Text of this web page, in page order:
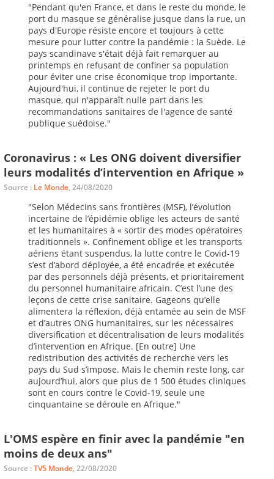
"Pendant qu'en France, et dans le reste du monde, le
port du masque se généralise jusque dans la rue, un
pays d'Europe résiste encore et toujours à cette
mesure pour lutter contre la pandémie : la Suède. Le
pays scandinave s'était déjà fait remarquer au
printemps en refusant de confiner sa population
pour éviter une crise économique trop importante.
Aujourd'hui, il continue de rejeter le port du
masque, qui n'apparaît nulle part dans les
recommandations sanitaires de l'agence de santé
publique suédoise."
Coronavirus : « Les ONG doivent diversifier
leurs modalités d’intervention en Afrique »
Source : Le Monde, 24/08/2020
"Selon Médecins sans frontières (MSF), l’évolution
incertaine de l’épidémie oblige les acteurs de santé
et les humanitaires à « sortir des modes opératoires
traditionnels ». Confinement oblige et les transports
aériens étant suspendus, la lutte contre le Covid-19
s’est d’abord déployée, a été encadrée et exécutée
par des personnels déjà présents, et prioritairement
du personnel humanitaire africain. C’est l’une des
leçons de cette crise sanitaire. Gageons qu’elle
alimentera la réflexion, déjà entamée au sein de MSF
et d’autres ONG humanitaires, sur les nécessaires
diversification et décentralisation de leurs modalités
d’intervention en Afrique. [En outre] Une
redistribution des activités de recherche vers les
pays du Sud s’impose. Mais le chemin reste long, car
aujourd’hui, alors que plus de 1 500 études cliniques
sont en cours contre le Covid-19, seule une
cinquantaine se déroule en Afrique."
L'OMS espère en finir avec la pandémie "en
moins de deux ans"
Source :TV5 Monde, 22/08/2020